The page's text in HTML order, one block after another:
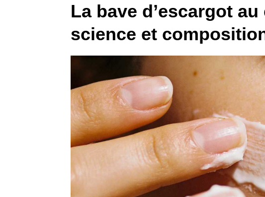
La bave d’escargot
science et